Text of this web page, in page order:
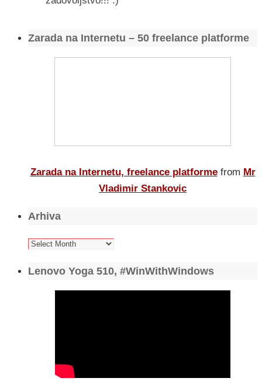
Zarada na Internetu – 50 freelance platforme
Zarada na Internetu, freelance platforme from Mr
Vladimir Stankovic
Arhiva
Arhiva
Lenovo Yoga 510, #WinWithWindows